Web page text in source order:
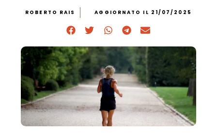
ROBERTO RAIS AGGIORNATO IL 21/07/2025